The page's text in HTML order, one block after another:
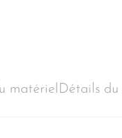
matériel Détails